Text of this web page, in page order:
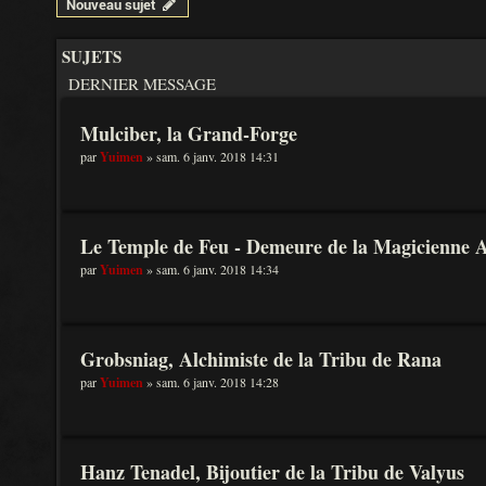
Nouveau sujet
SUJETS
DERNIER MESSAGE
Mulciber, la Grand-Forge
parYuimen» sam. 6 janv. 2018 14:31
Le Temple de Feu - Demeure de la Magicienne
parYuimen» sam. 6 janv. 2018 14:34
Grobsniag, Alchimiste de la Tribu de Rana
parYuimen» sam. 6 janv. 2018 14:28
Hanz Tenadel, Bijoutier de la Tribu de Valyus